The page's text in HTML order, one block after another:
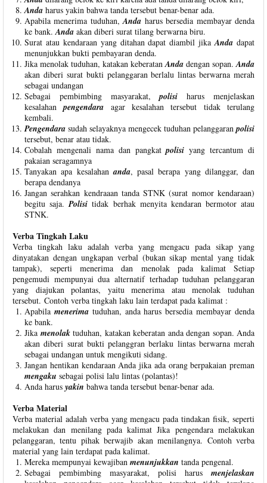
Anda harus yakin bahwa tanda tersebut benar-benar ada.
Apabila menerima tuduhan,Anda harus bersedia membayar denda
ke bank.Anda akan diberi surat tilang berwarna biru.
Surat atau kendaraan yang ditahan dapat diambil jikaAnda dapat
menunjukkan bukti pembayaran denda.
Jika menolak tuduhan, katakan keberatanAnda dengan sopan.Anda
akan diberi surat bukti pelanggaran berlalu lintas berwarna merah
sebagai undangan
Sebagai pembimbing masyarakat,polisi harus menjelaskan
kesalahanpengendara agar kesalahan tersebut tidak terulang
kembali.
Pengendara sudah selayaknya mengecek tuduhan pelanggaranpolisi
tersebut, benar atau tidak.
Cobalah mengenali nama dan pangkatpolisi yang tercantum di
pakaian seragamnya
Tanyakan apa kesalahananda, pasal berapa yang dilanggar, dan
berapa dendanya
Jangan serahkan kendraaan tanda STNK (surat nomor kendaraan)
begitu saja.Polisi tidak berhak menyita kendaran bermotor atau
STNK.
Verba Tingkah Laku
Verba tingkah laku adalah verba yang mengacu pada sikap yang
dinyatakan dengan ungkapan verbal (bukan sikap mental yang tidak
tampak), seperti menerima dan menolak pada kalimat Setiap
pengemudi mempunyai dua alternatif terhadap tuduhan pelanggaran
yang diajukan polantas, yaitu menerima atau menolak tuduhan
tersebut. Contoh verba tingkah laku lain terdapat pada kalimat :
Apabila menerimatuduhan, anda harus bersedia membayar denda
ke bank.
Jika menolaktuduhan, katakan keberatan anda dengan sopan. Anda
akan diberi surat bukti pelanggran berlaku lintas berwarna merah
sebagai undangan untuk mengikuti sidang.
Jangan hentikan kendaraan Anda jika ada orang berpakaian preman
mengaku sebagai polisi lalu lintas (polantas)!
Anda harus yakin bahwa tanda tersebut benar-benar ada.
Verba Material
Verba material adalah verba yang mengacu pada tindakan fisik, seperti
melakukan dan menilang pada kalimat Jika pengendara melakukan
pelanggaran, tentu pihak berwajib akan menilangnya. Contoh verba
material yang lain terdapat pada kalimat.
Mereka mempunyai kewajiban menunjukkan tanda pengenal.
Sebagai pembimbing masyarakat, polisi harus menjelaskan